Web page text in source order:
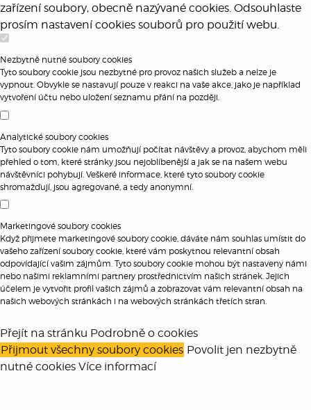
zařízení soubory, obecně nazývané cookies. Odsouhlaste
prosím nastavení cookies souborů pro použití webu.
Nezbytně nutné soubory cookies
Tyto soubory cookie jsou nezbytné pro provoz našich služeb a nelze je
vypnout. Obvykle se nastavují pouze v reakci na vaše akce, jako je například
vytvoření účtu nebo uložení seznamu přání na později.
Analytické soubory cookies
Tyto soubory cookie nám umožňují počítat návštěvy a provoz, abychom měli
přehled o tom, které stránky jsou nejoblíbenější a jak se na našem webu
návštěvníci pohybují. Veškeré informace, které tyto soubory cookie
shromažďují, jsou agregované, a tedy anonymní.
Marketingové soubory cookies
Když přijmete marketingové soubory cookie, dáváte nám souhlas umístit do
vašeho zařízení soubory cookie, které vám poskytnou relevantní obsah
odpovídající vašim zájmům. Tyto soubory cookie mohou být nastaveny námi
nebo našimi reklamními partnery prostřednictvím našich stránek. Jejich
účelem je vytvořit profil vašich zájmů a zobrazovat vám relevantní obsah na
našich webových stránkách i na webových stránkách třetích stran.
Přejít na stránku Podrobně o cookies
Přijmout všechny soubory cookies Povolit jen nezbytně
nutné cookies Více informací